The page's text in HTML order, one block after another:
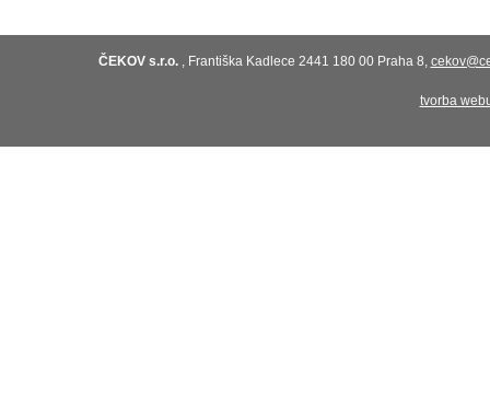
ČEKOV s.r.o., Františka Kadlece 2441 180 00 Praha 8,
tvorba